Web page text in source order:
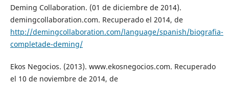
Deming Collaboration. (01 de diciembre de 2014).
demingcollaboration.com. Recuperado el 2014, de
http://demingcollaboration.com/language/spanish/biografia-
completade-deming/
Ekos Negocios. (2013). www.ekosnegocios.com. Recuperado
el 10 de noviembre de 2014, de